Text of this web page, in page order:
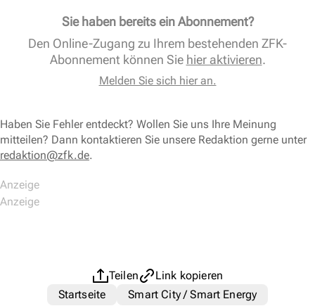
Sie haben bereits ein Abonnement?
Den Online-Zugang zu Ihrem bestehenden ZFK-
Abonnement können Sie hier aktivieren.
Melden Sie sich hier an.
Haben Sie Fehler entdeckt? Wollen Sie uns Ihre Meinung
mitteilen? Dann kontaktieren Sie unsere Redaktion gerne unter
redaktion@zfk.de.
Teilen
Link kopieren
Startseite
Smart City / Smart Energy